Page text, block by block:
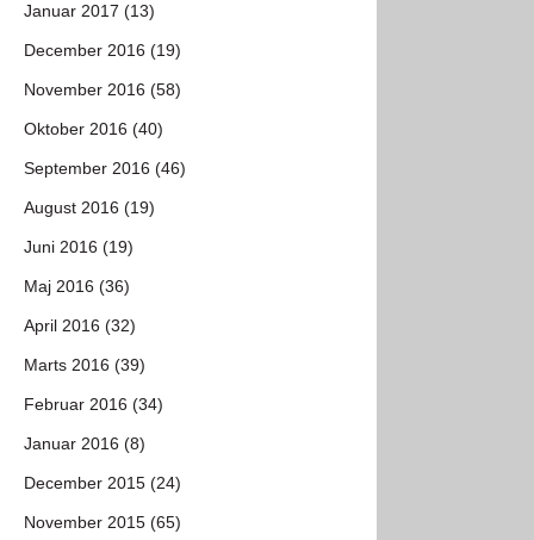
Januar 2017 (13)
December 2016 (19)
November 2016 (58)
Oktober 2016 (40)
September 2016 (46)
August 2016 (19)
Juni 2016 (19)
Maj 2016 (36)
April 2016 (32)
Marts 2016 (39)
Februar 2016 (34)
Januar 2016 (8)
December 2015 (24)
November 2015 (65)